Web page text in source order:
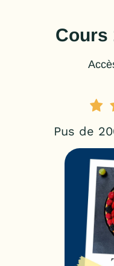
Cours
Pus de